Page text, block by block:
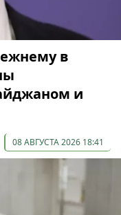
в
и
08 АВГУСТА 2026 18:41